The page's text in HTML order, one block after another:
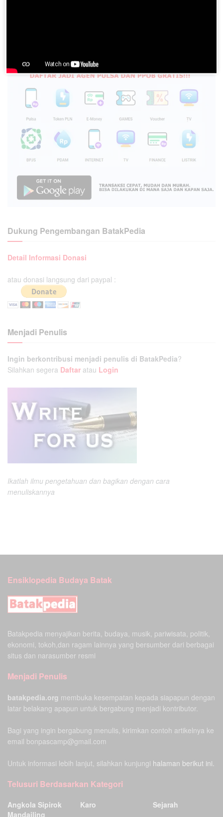
Dukung Pengembangan BatakPedia
Detail Informasi Donasi
atau donasi langsung dari paypal :
Menjadi Penulis
Ingin berkontribusi menjadi penulis di BatakPedia?
Silahkan segera Daftar atau Login
Ikatlah ilmu pengetahuan dan bagikan dengan cara
menuliskannya
Ensiklopedia Budaya Batak
Batakpedia menyajikan berita, budaya, musik, pariwisata, politik,
ekonomi, tokoh,dan ragam lainnya yang bersumber dari berbagai
situs dan narasumber resmi
Menjadi Penulis
batakpedia.org membuka kesempatan kepada siapapun dengan
latar belakang apapun untuk bergabung menjadi kontributor.
Bagi yang ingin bergabung menulis, kirimkan contoh artikelnya ke
email bonpascamp@gmail.com
Untuk informasi lebih lanjut, silahkan kunjungi halaman berikut ini.
Telusuri Berdasarkan Kategori
Angkola Sipirok
Mandailing
Karo
Sejarah